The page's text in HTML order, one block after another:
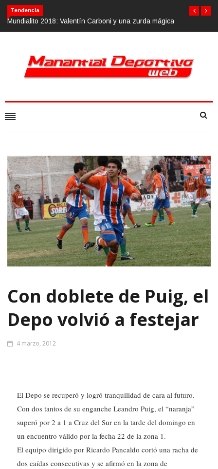
Tendencia
Calvario Race 2018, 10 de noviembre
Con doblete de Puig, el
Depo volvió a festejar
4 marzo, 2012
El Depo se recuperó y logró tranquilidad de cara al futuro.
Con dos tantos de su enganche Leandro Puig, el “naranja”
superó por 2 a 1 a Cruz del Sur en la tarde del domingo en
un encuentro válido por la fecha 22 de la zona 1.
El equipo dirigido por Ricardo Pancaldo cortó una racha de
dos caídas consecutivas y se afirmó en la zona de